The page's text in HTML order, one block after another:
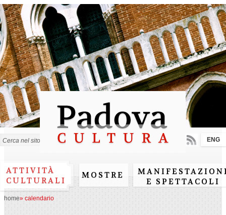
Salta al
contenuto
principale
ATTIVITÀ
CULTURALI
MOSTRE
E SPETTACOLI
ENG
home» calendario